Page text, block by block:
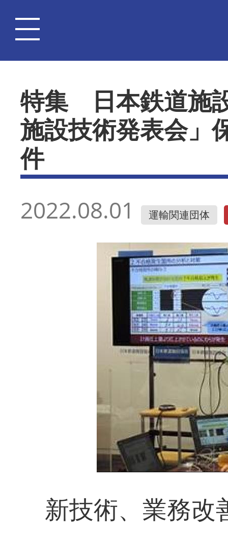
特集 日本鉄道施
施設技術発表会」
件
2022.08.01 運輸関連団体
新技術、業務改